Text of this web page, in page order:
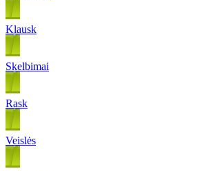
Klausk
Skelbimai
Rask
Veislės